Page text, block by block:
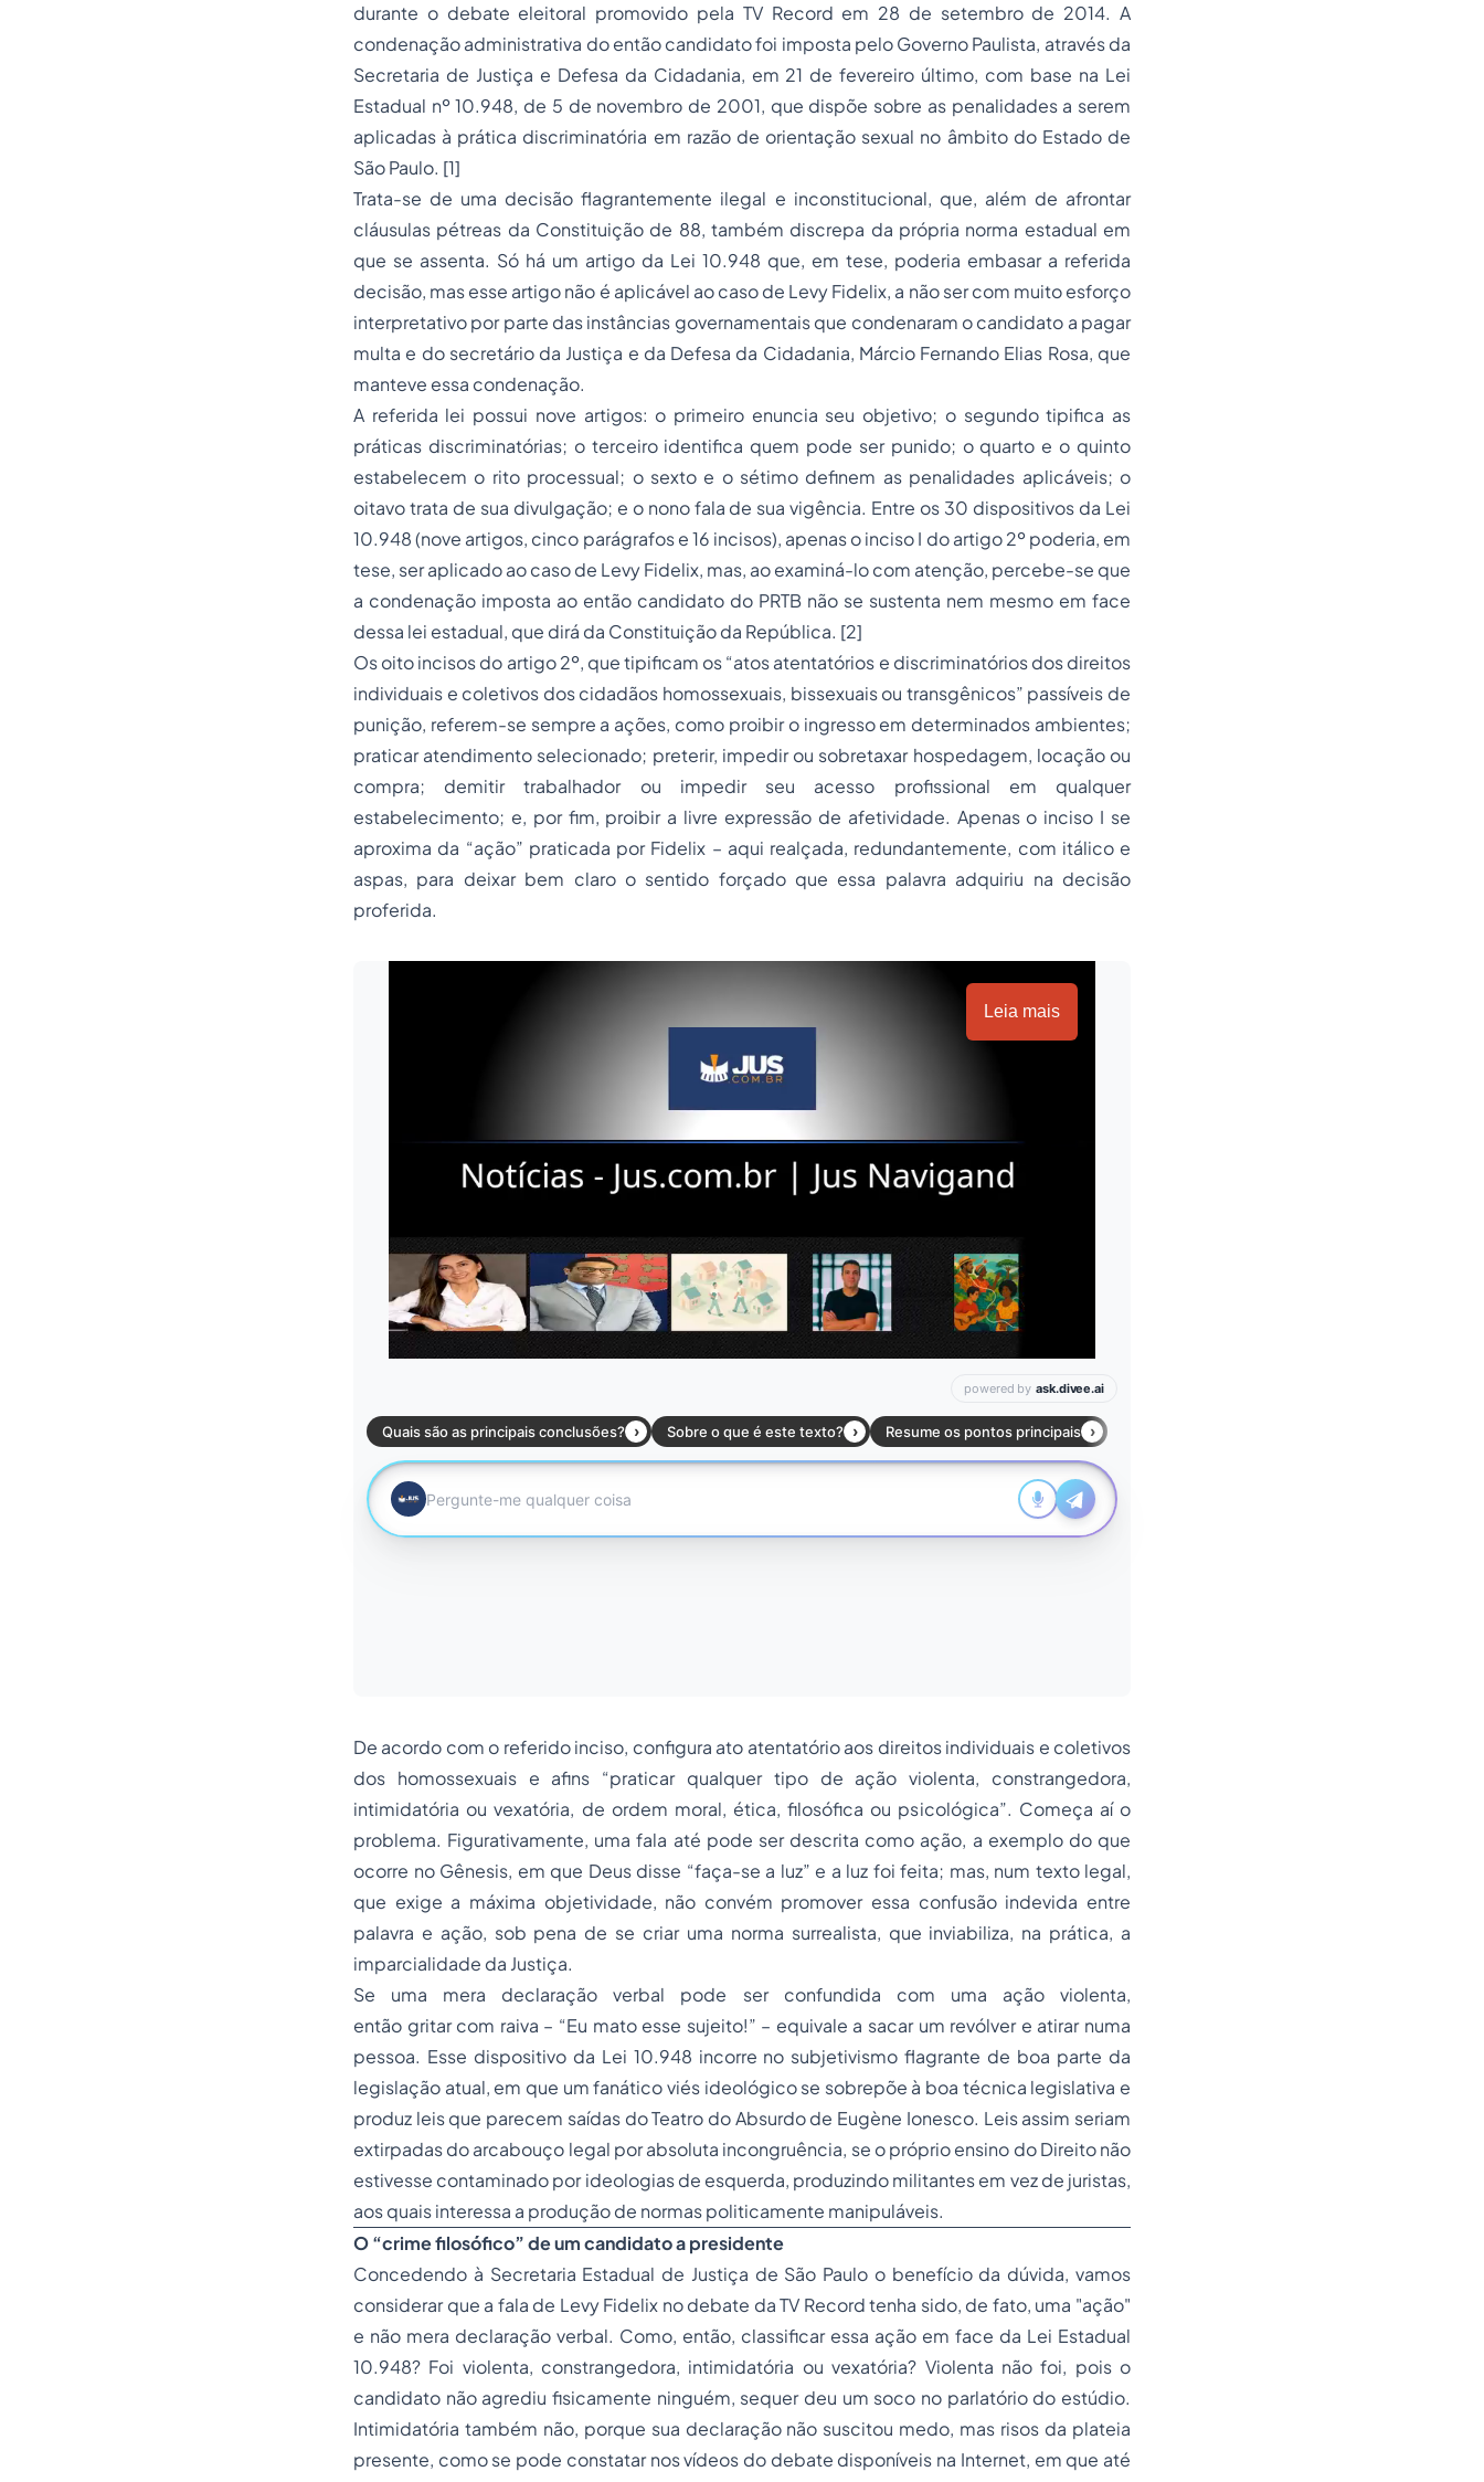
durante o debate eleitoral promovido pela TV Record em 28 de setembro de 2014. A
condenação administrativa do então candidato foi imposta pelo Governo Paulista, através da
Secretaria de Justiça e Defesa da Cidadania, em 21 de fevereiro último, com base na Lei
Estadual nº 10.948, de 5 de novembro de 2001, que dispõe sobre as penalidades a serem
aplicadas à prática discriminatória em razão de orientação sexual no âmbito do Estado de
São Paulo. [1]
Trata-se de uma decisão flagrantemente ilegal e inconstitucional, que, além de afrontar
cláusulas pétreas da Constituição de 88, também discrepa da própria norma estadual em
que se assenta. Só há um artigo da Lei 10.948 que, em tese, poderia embasar a referida
decisão, mas esse artigo não é aplicável ao caso de Levy Fidelix, a não ser com muito esforço
interpretativo por parte das instâncias governamentais que condenaram o candidato a pagar
multa e do secretário da Justiça e da Defesa da Cidadania, Márcio Fernando Elias Rosa, que
manteve essa condenação.
A referida lei possui nove artigos: o primeiro enuncia seu objetivo; o segundo tipifica as
práticas discriminatórias; o terceiro identifica quem pode ser punido; o quarto e o quinto
estabelecem o rito processual; o sexto e o sétimo definem as penalidades aplicáveis; o
oitavo trata de sua divulgação; e o nono fala de sua vigência. Entre os 30 dispositivos da Lei
10.948 (nove artigos, cinco parágrafos e 16 incisos), apenas o inciso I do artigo 2º poderia, em
tese, ser aplicado ao caso de Levy Fidelix, mas, ao examiná-lo com atenção, percebe-se que
a condenação imposta ao então candidato do PRTB não se sustenta nem mesmo em face
dessa lei estadual, que dirá da Constituição da República. [2]
Os oito incisos do artigo 2º, que tipificam os “atos atentatórios e discriminatórios dos direitos
individuais e coletivos dos cidadãos homossexuais, bissexuais ou transgênicos” passíveis de
punição, referem-se sempre a ações, como proibir o ingresso em determinados ambientes;
praticar atendimento selecionado; preterir, impedir ou sobretaxar hospedagem, locação ou
compra; demitir trabalhador ou impedir seu acesso profissional em qualquer
estabelecimento; e, por fim, proibir a livre expressão de afetividade. Apenas o inciso I se
aproxima da “ação” praticada por Fidelix – aqui realçada, redundantemente, com itálico e
aspas, para deixar bem claro o sentido forçado que essa palavra adquiriu na decisão
proferida.
Leia mais
De acordo com o referido inciso, configura ato atentatório aos direitos individuais e coletivos
dos homossexuais e afins “praticar qualquer tipo de ação violenta, constrangedora,
intimidatória ou vexatória, de ordem moral, ética, filosófica ou psicológica”. Começa aí o
problema. Figurativamente, uma fala até pode ser descrita como ação, a exemplo do que
ocorre no Gênesis, em que Deus disse “faça-se a luz” e a luz foi feita; mas, num texto legal,
que exige a máxima objetividade, não convém promover essa confusão indevida entre
palavra e ação, sob pena de se criar uma norma surrealista, que inviabiliza, na prática, a
imparcialidade da Justiça.
Se uma mera declaração verbal pode ser confundida com uma ação violenta,
então gritar com raiva – “Eu mato esse sujeito!” – equivale a sacar um revólver e atirar numa
pessoa. Esse dispositivo da Lei 10.948 incorre no subjetivismo flagrante de boa parte da
legislação atual, em que um fanático viés ideológico se sobrepõe à boa técnica legislativa e
produz leis que parecem saídas do Teatro do Absurdo de Eugène Ionesco. Leis assim seriam
extirpadas do arcabouço legal por absoluta incongruência, se o próprio ensino do Direito não
estivesse contaminado por ideologias de esquerda, produzindo militantes em vez de juristas,
aos quais interessa a produção de normas politicamente manipuláveis.
O “crime filosófico” de um candidato a presidente
Concedendo à Secretaria Estadual de Justiça de São Paulo o benefício da dúvida, vamos
considerar que a fala de Levy Fidelix no debate da TV Record tenha sido, de fato, uma "ação"
e não mera declaração verbal. Como, então, classificar essa ação em face da Lei Estadual
10.948? Foi violenta, constrangedora, intimidatória ou vexatória? Violenta não foi, pois o
candidato não agrediu fisicamente ninguém, sequer deu um soco no parlatório do estúdio.
Intimidatória também não, porque sua declaração não suscitou medo, mas risos da plateia
presente, como se pode constatar nos vídeos do debate disponíveis na Internet, em que até